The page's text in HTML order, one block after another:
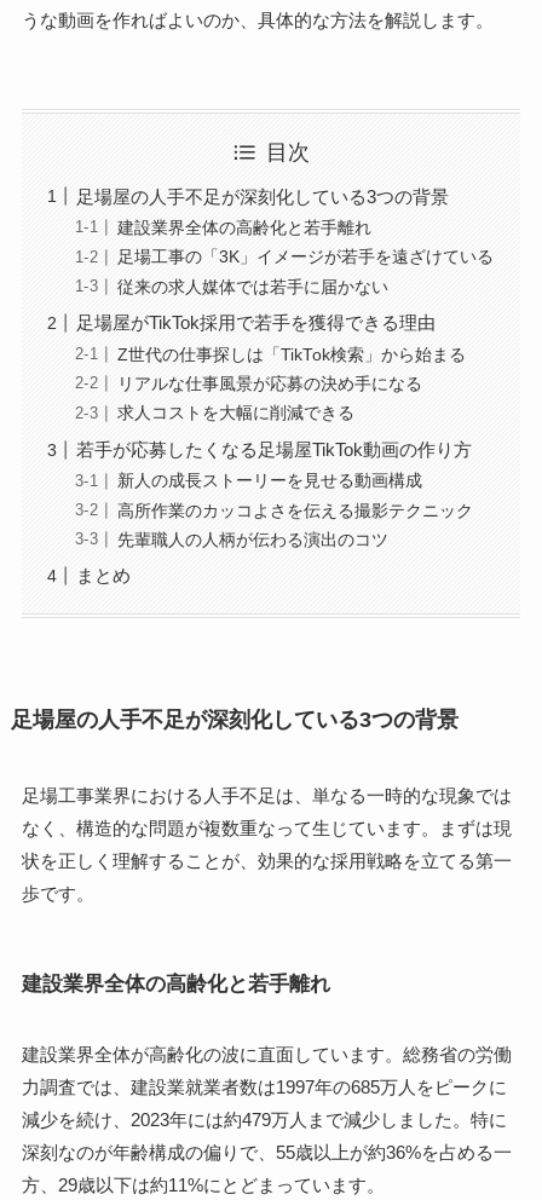
うな動画を作ればよいのか、具体的な方法を解説します。
目次
足場屋の人手不足が深刻化している3つの背景
建設業界全体の高齢化と若手離れ
足場工事の「3K」イメージが若手を遠ざけている
従来の求人媒体では若手に届かない
足場屋がTikTok採用で若手を獲得できる理由
Z世代の仕事探しは「TikTok検索」から始まる
リアルな仕事風景が応募の決め手になる
求人コストを大幅に削減できる
若手が応募したくなる足場屋TikTok動画の作り方
新人の成長ストーリーを見せる動画構成
高所作業のカッコよさを伝える撮影テクニック
先輩職人の人柄が伝わる演出のコツ
まとめ
足場屋の人手不足が深刻化している3つの背景
足場工事業界における人手不足は、単なる一時的な現象では
なく、構造的な問題が複数重なって生じています。まずは現
状を正しく理解することが、効果的な採用戦略を立てる第一
歩です。
建設業界全体の高齢化と若手離れ
建設業界全体が高齢化の波に直面しています。総務省の労働
力調査では、建設業就業者数は1997年の685万人をピークに
減少を続け、2023年には約479万人まで減少しました。特に
深刻なのが年齢構成の偏りで、55歳以上が約36%を占める一
方、29歳以下は約11%にとどまっています。